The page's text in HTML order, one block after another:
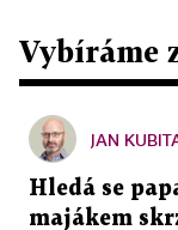
Vybíráme
JAN
Hledá se
majákem